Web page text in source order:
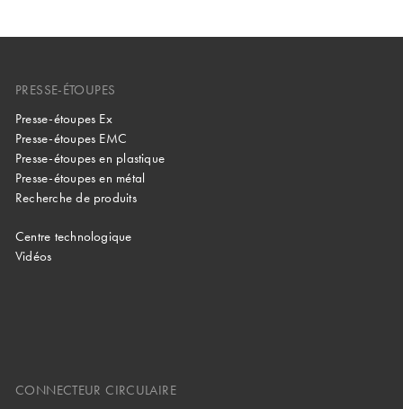
PRESSE-ÉTOUPES
Presse-étoupes Ex
Presse-étoupes EMC
Presse-étoupes en plastique
Presse-étoupes en métal
Recherche de produits
Centre technologique
Vidéos
CONNECTEUR CIRCULAIRE